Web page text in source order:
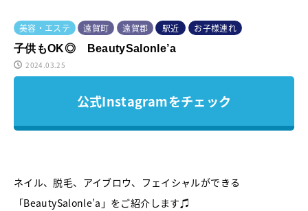
美容・エステ 遠賀町 遠賀郡 駅近
お子様連れ
子供もOK◎ BeautySalonle’a
2024.03.25
公式Instagramをチェック
ネイル、脱毛、アイブロウ、フェイシャルができる
「BeautySalonle’a」をご紹介します♫